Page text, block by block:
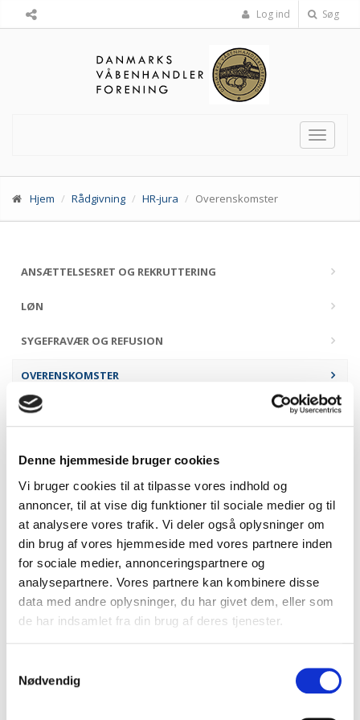
Denne hjemmeside bruger cookies
Vi bruger cookies til at tilpasse vores indhold og
annoncer, til at vise dig funktioner til sociale medier og til
at analysere vores trafik. Vi deler også oplysninger om
din brug af vores hjemmeside med vores partnere inden
for sociale medier, annonceringspartnere og
analysepartnere. Vores partnere kan kombinere disse
data med andre oplysninger, du har givet dem, eller som
de har indsamlet fra din brug af deres tjenester.
Nødvendig
Log ind Søg
Toggle
Hjem Rådgivning HR-jura Overenskomster
ANSÆTTELSESRET OG REKRUTTERING
LØN
SYGEFRAVÆR OG REFUSION
OVERENSKOMSTER
FERIE
Overenskomster
Dansk Erhverv forhandler over 200 overenskomster, der
regulerer væsentlige regler om løn, arbejdstid, opsigelse,
orlov, feriefridage og meget mere.